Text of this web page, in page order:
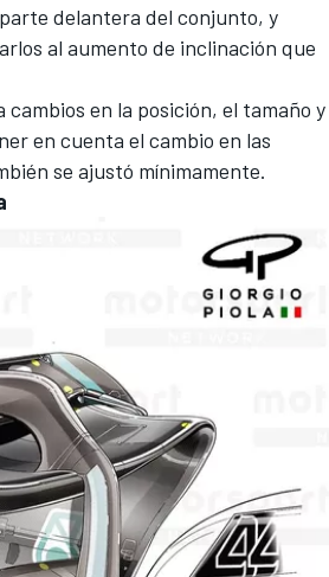
delantera del conjunto, y
al aumento de inclinación que
en la posición, el tamaño y
en cuenta el cambio en las
se ajustó mínimamente.